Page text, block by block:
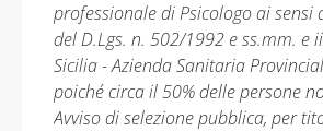
professionale di Psicologo ai sensi
del D.Lgs. n. 502/1992 e ss.mm. e
Sicilia - Azienda Sanitaria
poiché circa il 50% delle persone
Avviso di selezione pubblica, per